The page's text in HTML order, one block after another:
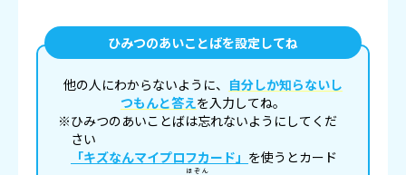
ひみつのあいことばを設定してね
他の人にわからないように、 自分しか知らないし
つもんと答えを入力してね。
※ひみつのあいことばは忘れないようにしてくだ
さい
「キズなんマイプロフカード」 を使うとカード
ほぞん